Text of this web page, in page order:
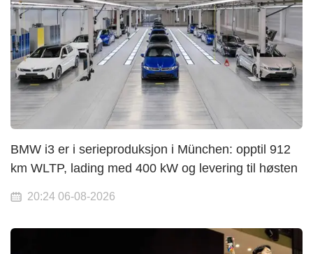
BMW i3 er i serieproduksjon i München: opptil 912
km WLTP, lading med 400 kW og levering til høsten
20:24 06-08-2026